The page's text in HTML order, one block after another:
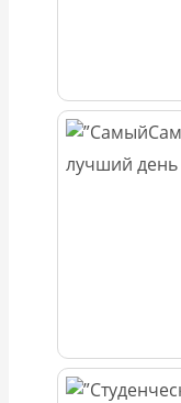
лучший день